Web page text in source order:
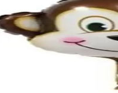
neşe ve canlılık
ve Kolay Dekorasyon
çeşitli renk
ve Şık Bir Şekilde